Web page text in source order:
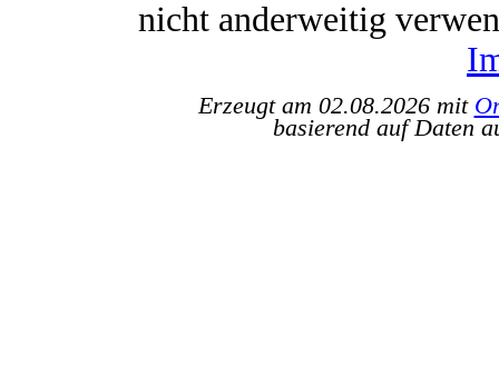
nicht anderweitig
Erzeugt am 02.08.2026 mit
basierend auf Daten